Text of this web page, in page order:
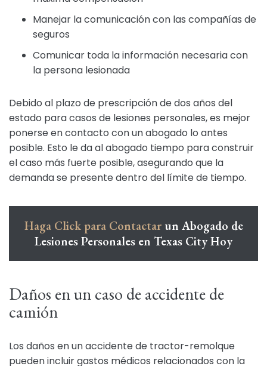
Manejar la comunicación con las compañías de
seguros
Comunicar toda la información necesaria con
la persona lesionada
Debido al plazo de prescripción de dos años del
estado para casos de lesiones personales, es mejor
ponerse en contacto con un abogado lo antes
posible. Esto le da al abogado tiempo para construir
el caso más fuerte posible, asegurando que la
demanda se presente dentro del límite de tiempo.
Haga Click para Contactarun Abogado de
Lesiones Personales en Texas City Hoy
Daños en un caso de accidente de
camión
Los daños en un accidente de tractor-remolque
pueden incluir gastos médicos relacionados con la